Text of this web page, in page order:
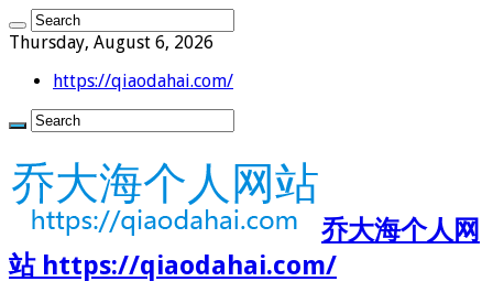
Thursday, August 6, 2026
https://qiaodahai.com/
乔大海个人网
站 https://qiaodahai.com/